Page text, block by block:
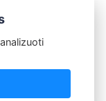
Puslapis 2 iš